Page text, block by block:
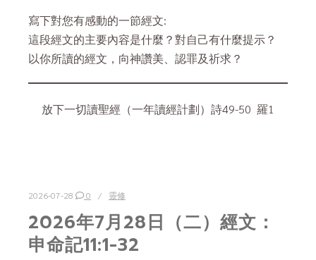
寫下對您有感動的一節經文:
這段經文的主要內容是什麼？對自己有什麼提示？
以你所讀的經文，向神讚美、認罪及祈求？
放下一切讀聖經（一年讀經計劃）詩49-50 羅1
2026-07-28 0 靈修
2026年7月28日（二）經文：
申命記11:1-32